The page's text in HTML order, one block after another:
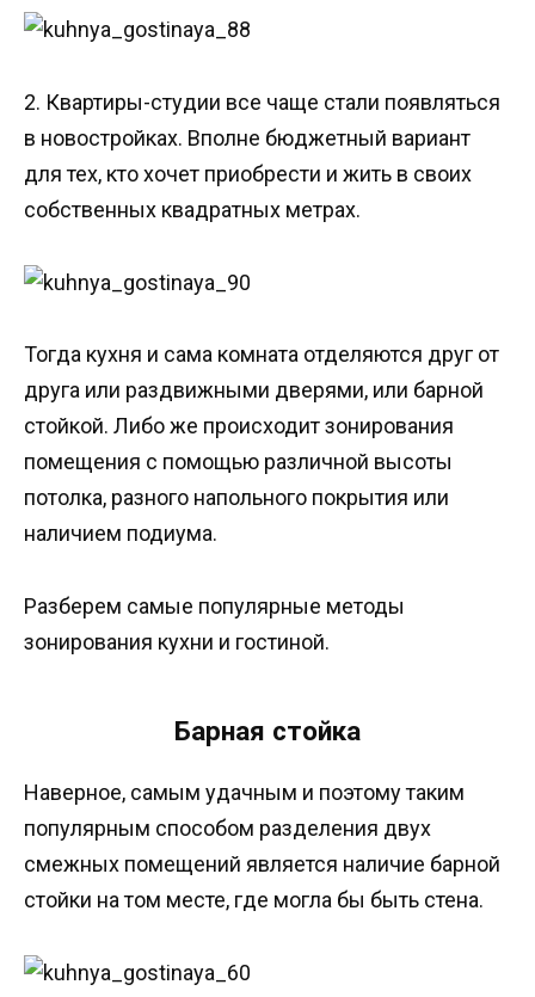
2. Квартиры-студии все чаще стали появляться
в новостройках. Вполне бюджетный вариант
для тех, кто хочет приобрести и жить в своих
собственных квадратных метрах.
Тогда кухня и сама комната отделяются друг от
друга или раздвижными дверями, или барной
стойкой. Либо же происходит зонирования
помещения с помощью различной высоты
потолка, разного напольного покрытия или
наличием подиума.
Разберем самые популярные методы
зонирования кухни и гостиной.
Барная стойка
Наверное, самым удачным и поэтому таким
популярным способом разделения двух
смежных помещений является наличие барной
стойки на том месте, где могла бы быть стена.